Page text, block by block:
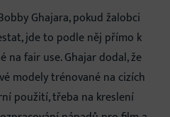
Ghajara, pokud žalobci
jde to podle něj přímo k
fair use. Ghajar dodal, že
modely trénované na cizích
použití, třeba na kreslení